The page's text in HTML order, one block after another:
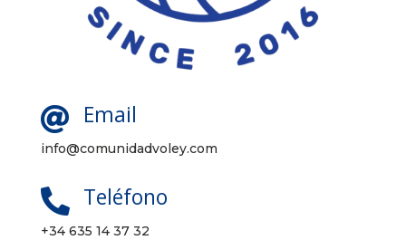
 Email
info@comunidadvoley.com
 Teléfono
+34 635 14 37 32